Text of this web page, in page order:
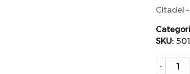
Citadel
SKU:
-